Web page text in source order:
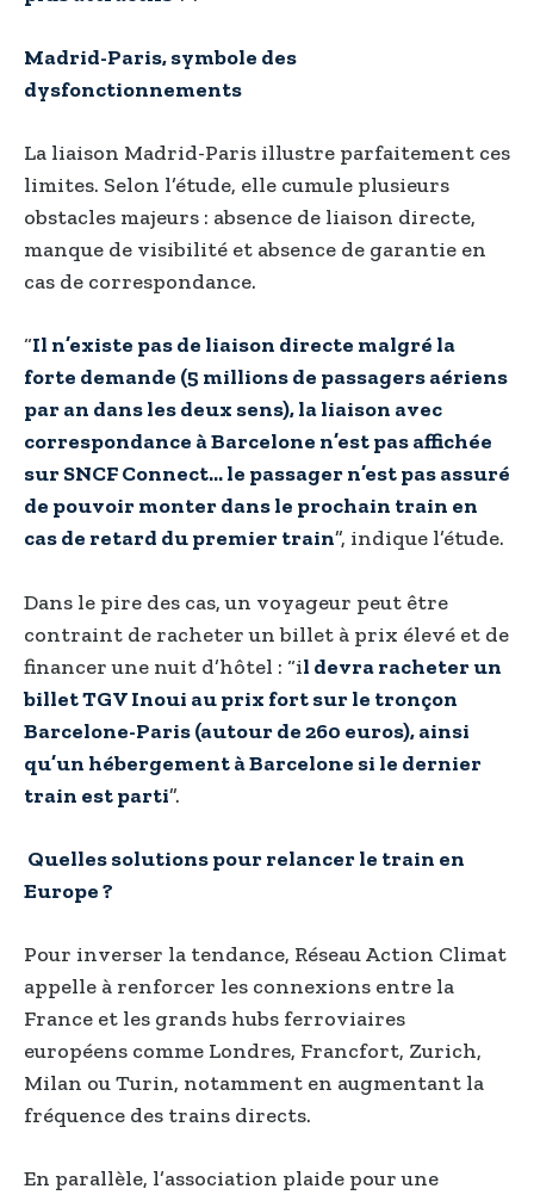
Madrid-Paris, symbole des
dysfonctionnements
La liaison Madrid-Paris illustre parfaitement ces
limites. Selon l’étude, elle cumule plusieurs
obstacles majeurs : absence de liaison directe,
manque de visibilité et absence de garantie en
cas de correspondance.
“Il n’existe pas de liaison directe malgré la
forte demande (5 millions de passagers aériens
par an dans les deux sens), la liaison avec
correspondance à Barcelone n’est pas affichée
sur SNCF Connect… le passager n’est pas assuré
de pouvoir monter dans le prochain train en
cas de retard du premier train”, indique l’étude.
Dans le pire des cas, un voyageur peut être
contraint de racheter un billet à prix élevé et de
financer une nuit d’hôtel : “il devra racheter un
billet TGV Inoui au prix fort sur le tronçon
Barcelone-Paris (autour de 260 euros), ainsi
qu’un hébergement à Barcelone si le dernier
train est parti”.
Quelles solutions pour relancer le train en
Europe ?
Pour inverser la tendance, Réseau Action Climat
appelle à renforcer les connexions entre la
France et les grands hubs ferroviaires
européens comme Londres, Francfort, Zurich,
Milan ou Turin, notamment en augmentant la
fréquence des trains directs.
En parallèle, l’association plaide pour une